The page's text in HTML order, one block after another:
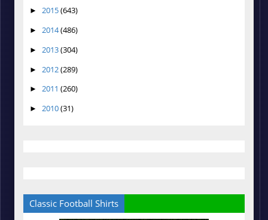
► 2015(643)
► 2014(486)
► 2013(304)
► 2012(289)
► 2011 (260)
► 2010(31)
Classic Football Shirts